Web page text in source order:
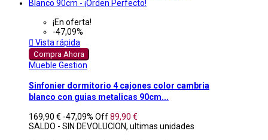
¡En oferta!
-47,09%
 Vista rápida
Compra Ahora
Mueble Gestion
Sinfonier dormitorio 4 cajones color cambria
blanco con guias metalicas 90cm...
169,90 € -47,09% Off89,90 €
SALDO - SIN DEVOLUCION, ultimas unidades